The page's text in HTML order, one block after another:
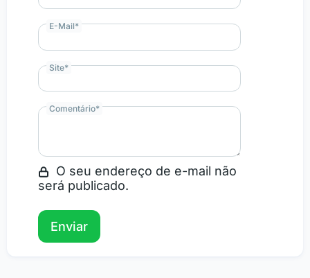
Comentário*
O seu endereço de e-mail não
será publicado.
E-Mail*
Site*